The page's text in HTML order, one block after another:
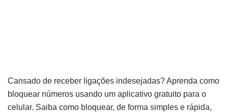
Cansado de receber ligações indesejadas? Aprenda como
bloquear números usando um aplicativo gratuito para o
celular. Saiba como bloquear, de forma simples e rápida,